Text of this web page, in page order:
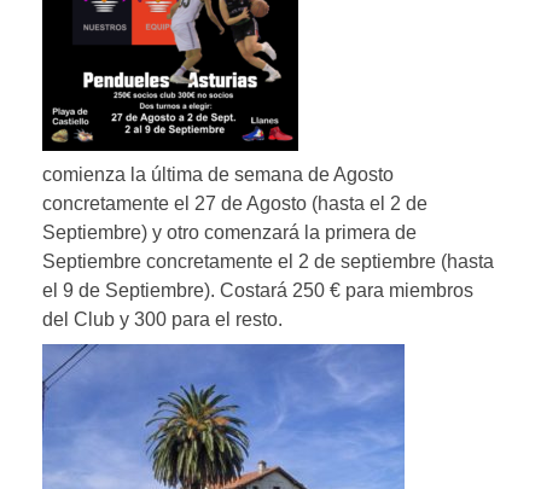
comienza la última de semana de Agosto
concretamente el 27 de Agosto (hasta el 2 de
Septiembre) y otro comenzará la primera de
Septiembre concretamente el 2 de septiembre (hasta
el 9 de Septiembre). Costará 250 € para miembros
del Club y 300 para el resto.